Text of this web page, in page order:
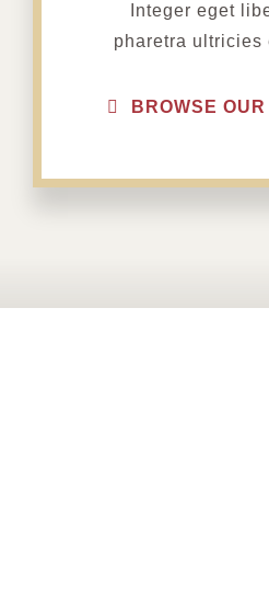
Integer eget
pharetra ultricies
BROWSE